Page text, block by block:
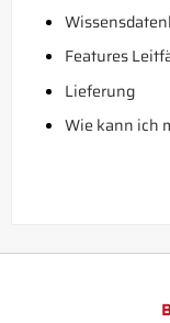
Features
Lieferung
Wie kann ich